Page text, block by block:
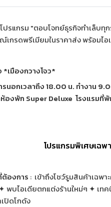
ปรแกรม "ตอบโจทย์ธุรกิจทำเล็บ
กรดพรีเมียมในราคาส่ง พร้อมไ
เมืองกวางโจว*
นอกเวลาถึง 18.00 น. ทำงาน
งพัก Super Deluxe โรงแรมที่พั
โปรแกรมพิเศษเฉ
ต้องการ : เข้าถึงโชว์รูมสินค้าเฉพ
บไอเดียตกแต่งร้านใหม่ๆ ✦ เท
ปิดโกดัง